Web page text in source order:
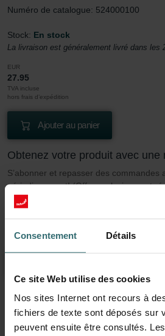
Consentement Détails
Ce site Web utilise des cookies
Nos sites Internet ont recours à
fichiers de texte sont déposés sur
peuvent ensuite être consultés.
Numéro de catalogue: 524000100
Stock: En stock
La livraison est généralement livré dans les
EUR
27.95
TVA incluse
hors frais d’expédition
Ajouter au panier
Obtenez votre produit avec une
S’abonner et repasser des commandes
périodiquement! (Offre exclusivement
EUR
23.76 27.95
hors frais d’expédition
En savoir plus sur notre